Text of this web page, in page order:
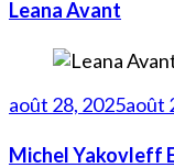
Leana Avant
août 28, 2025août
Michel Yakovleff